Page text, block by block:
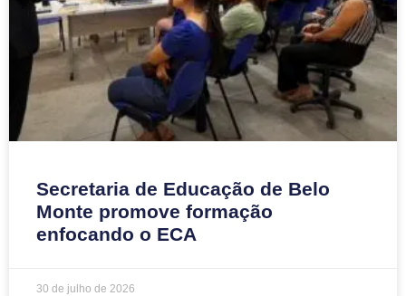
Secretaria de Educação de Belo
Monte promove formação
enfocando o ECA
30 de julho de 2026